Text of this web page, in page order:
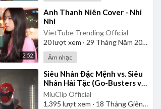
2:52
⁣Anh Thanh Niên Cover - Nhi
Nhi
VietTube Trending Official
20lượt xem · 29 Tháng Năm 2026
Âm nhạc
⁣Siêu Nhân Đặc Mệnh vs. Siêu
Nhân Hải Tặc (Go-Busters vs.
Gokaiger) | Vietsub
MiuClip Official
1,395 lượt xem · 18 Tháng Giêng 2025